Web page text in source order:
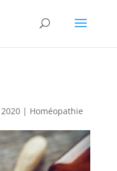
| Homéopathie